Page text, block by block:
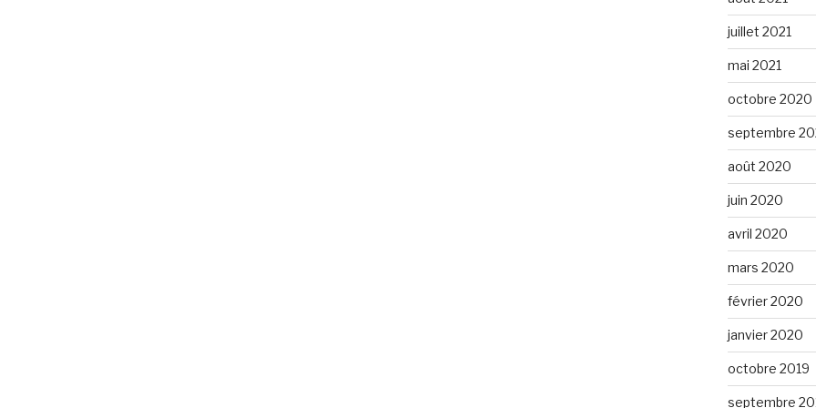
juillet 2021
mai 2021
octobre 2020
septembre
août 2020
juin 2020
avril 2020
mars 2020
février 2020
janvier 2020
octobre 2019
septembre